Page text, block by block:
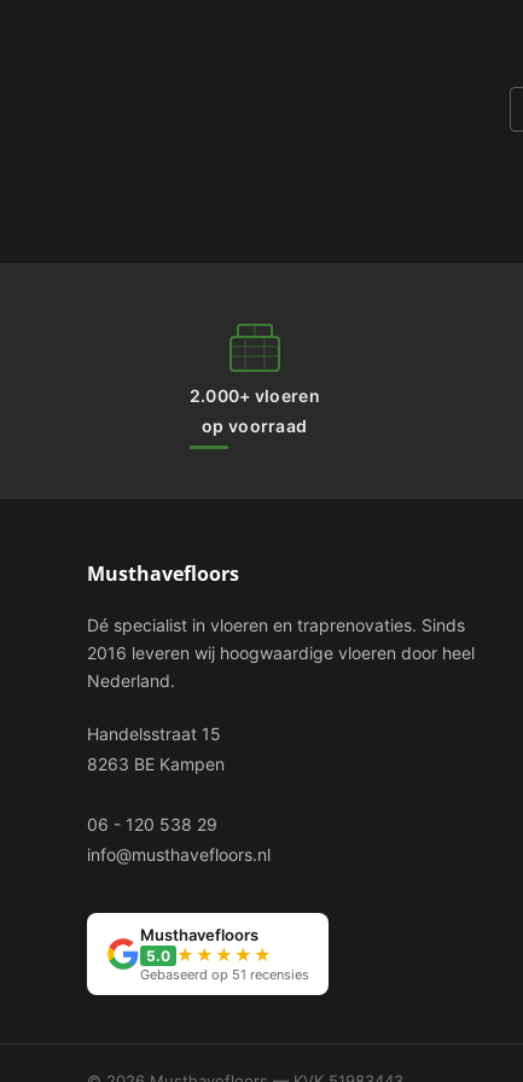
2.000+ vloeren
op voorraad
Musthavefloors
Dé specialist in vloeren en traprenovaties. Sinds
2016 leveren wij hoogwaardige vloeren door heel
Nederland.
Handelsstraat 15
8263 BE Kampen
06 - 120 538 29
info@musthavefloors.nl
Musthavefloors
5.0 ★★★★★
Gebaseerd op 51 recensies